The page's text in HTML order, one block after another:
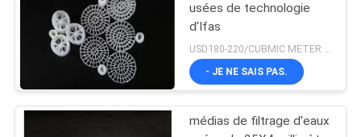
usées de technologie
d'Ifas
USD180-220/CUBMIC METER MOQ:1CubmicMeter
- JE NE SAIS PAS.
médias de filtrage d'eaux